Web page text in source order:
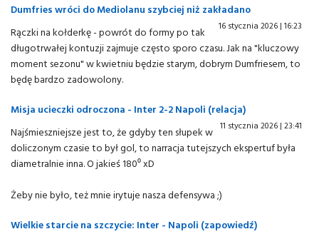
Dumfries wróci do Mediolanu szybciej niż zakładano
16 stycznia 2026 | 16:23
Rączki na kołderkę - powrót do formy po tak
długotrwałej kontuzji zajmuje często sporo czasu. Jak na "kluczowy
moment sezonu" w kwietniu będzie starym, dobrym Dumfriesem, to
będę bardzo zadowolony.
Misja ucieczki odroczona - Inter 2-2 Napoli (relacja)
11 stycznia 2026 | 23:41
Najśmieszniejsze jest to, że gdyby ten słupek w
doliczonym czasie to był gol, to narracja tutejszych ekspertuf była
diametralnie inna. O jakieś 180⁰ xD
Żeby nie było, też mnie irytuje nasza defensywa ;)
Wielkie starcie na szczycie: Inter - Napoli (zapowiedź)